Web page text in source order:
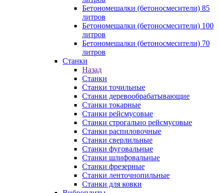
Бетономешалки (бетоносмесители) 85
литров
Бетономешалки (бетоносмесители) 100
литров
Бетономешалки (бетоносмесители) 70
литров
Станки
Назад
Станки
Станки точильные
Станки деревообрабатывающие
Станки токарные
Станки рейсмусовые
Станки строгально рейсмусовые
Станки распиловочные
Станки сверлильные
Станки фуговальные
Станки шлифовальные
Станки фрезерные
Станки ленточнопильные
Станки для ковки